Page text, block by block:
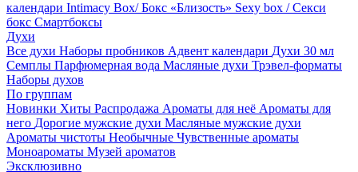
календари Intimacy Box/ Бокс «Близость» Sexy box / Секси
бокс Смартбоксы
Духи
Все духи Наборы пробников Адвент календари Духи 30 мл
Семплы Парфюмерная вода Масляные духи Трэвел-форматы
Наборы духов
По группам
Новинки Хиты Распродажа Ароматы для неё Ароматы для
него Дорогие мужские духи Масляные мужские духи
Ароматы чистоты Необычные Чувственные ароматы
Моноароматы Музей ароматов
Эксклюзивно